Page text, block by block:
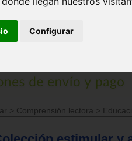
Configurar
> Comprensión lectora >